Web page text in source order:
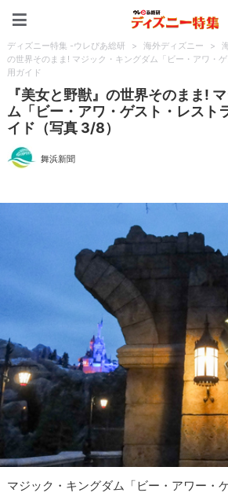
ディズニー特集 -ウレぴあ総研 > 海外ディズニー >
の世界そのまま! マジック・キングダム「ビー・アワ・
用ガイド
『美女と野獣』の世界そのまま!
ム「ビー・アワ・ゲスト・レスト
イド（写真 3/8）
舞浜新聞
マジック・キングダム「ビー・アワー・